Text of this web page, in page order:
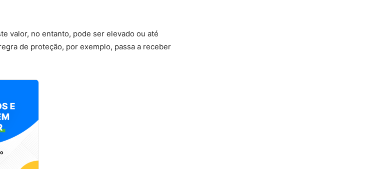
valor, no entanto, pode ser elevado ou até
de proteção, por exemplo, passa a receber